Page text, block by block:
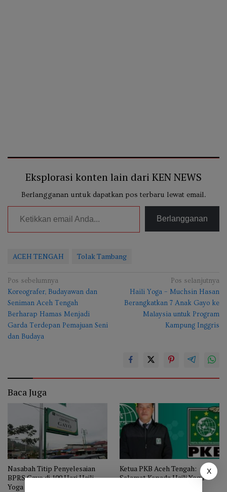
Eksplorasi konten lain dari KEN NEWS
Berlangganan untuk dapatkan pos terbaru lewat email.
Ketikkan email Anda...
Berlangganan
ACEH TENGAH Tolak Tambang
Navigasi
pos
Pos sebelumnya
Koreografer, Budayawan dan
Seniman Aceh Tengah
Berharap Hamas Menjadi
Garda Terdepan Pemajuan Seni
dan Budaya
Pos selanjutnya
Haili Yoga – Muchsin Hasan
Berangkatkan 7 Anak Gayo ke
Malaysia untuk Program
Kampung Inggris
Baca Juga
Nasabah Titip Penyelesaian
BPRS Gayo di 100 Hari Haili
Yoga – Muchsin Hasan
Ketua PKB Aceh Tengah:
Selamat Kepada Haili Yoga –
X